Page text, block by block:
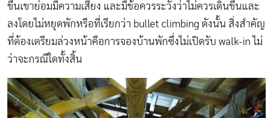
ขึ้นเขาย่อมมีความเสี่ยง และมีข้อควรระวังว่าไม่ควรเดินขึ้นและ
ลงโดยไม่หยุดพักหรือที่เรียกว่า bullet climbing ดังนั้น สิ่งสำคัญ
ที่ต้องเตรียมล่วงหน้าคือการจองบ้านพักซึ่งไม่เปิดรับ walk-in ไม่
ว่าจะกรณีใดทั้งสิ้น